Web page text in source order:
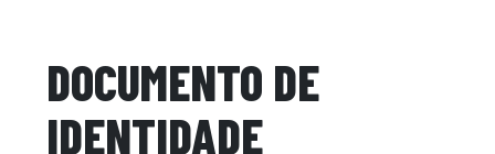
DOCUMENTO DE
IDENTIDADE